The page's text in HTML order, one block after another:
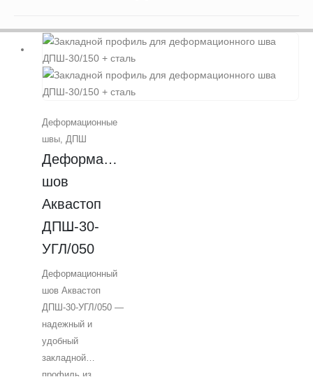
Деформационные
швы, ДПШ
Деформационный
шов
Аквастоп
ДПШ-30-
УГЛ/050
Деформационный
шов Аквастоп
ДПШ-30-УГЛ/050 —
надежный и
удобный
закладной
профиль из